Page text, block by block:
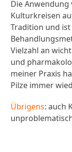
Die Anwendung
Kulturkreisen
Tradition und
Vielzahl an
und
meiner Praxis
Pilze immer
Übrigens: auch